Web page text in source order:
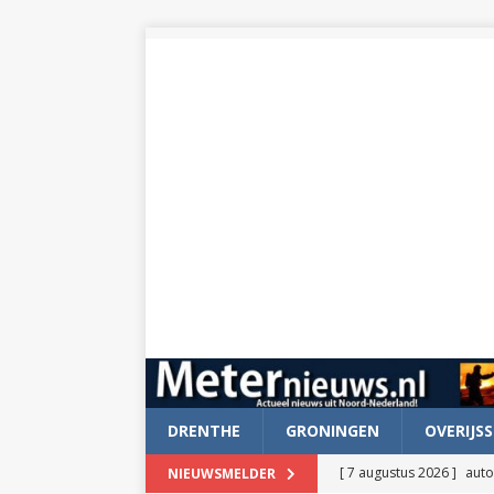
DRENTHE GRONINGEN
NIEUWSMELDER [ 7 augustus 2026 ]